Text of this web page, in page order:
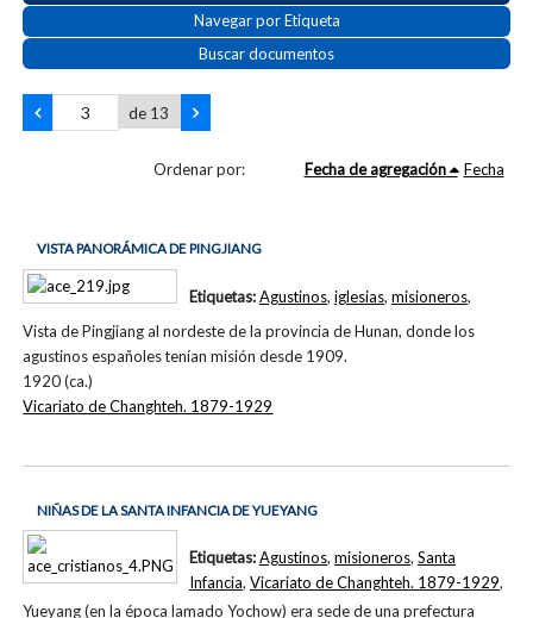
Navegar por Etiqueta
Buscar documentos
de 13
Ordenar por: Fecha de agregación Fecha
VISTA PANORÁMICA DE PINGJIANG
Vista de Pingjiang al nordeste de la provincia de Hunan, donde los
agustinos españoles tenían misión desde 1909.
1920 (ca.)
Etiquetas:Agustinos, iglesias, misioneros,
Vicariato de Changhteh. 1879-1929
NIÑAS DE LA SANTA INFANCIA DE YUEYANG
Yueyang (en la época lamado Yochow) era sede de una prefectura
Etiquetas:Agustinos, misioneros, Santa
Infancia, Vicariato de Changhteh. 1879-1929,